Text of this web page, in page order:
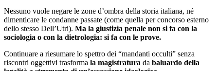
​Nessuno vuole negare le zone d’ombra della storia italiana, né
dimenticare le condanne passate (come quella per concorso esterno
dello stesso Dell’Utri). Ma la giustizia penale non si fa con la
sociologia o con la dietrologia: si fa con le prove.
Continuare a riesumare lo spettro dei “mandanti occulti” senza
riscontri oggettivi trasforma la magistratura da baluardo della